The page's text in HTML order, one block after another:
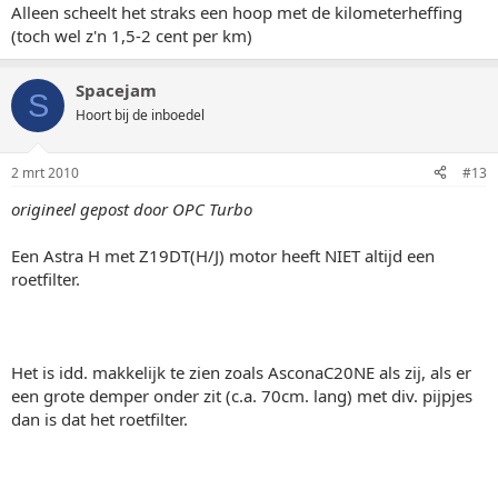
Alleen scheelt het straks een hoop met de kilometerheffing
(toch wel z'n 1,5-2 cent per km)
S Spacejam
Hoort bij de inboedel
2 mrt 2010 #13
origineel gepost door OPC Turbo
Een Astra H met Z19DT(H/J) motor heeft NIET altijd een
roetfilter.
Het is idd. makkelijk te zien zoals AsconaC20NE als zij, als er
een grote demper onder zit (c.a. 70cm. lang) met div. pijpjes
dan is dat het roetfilter.